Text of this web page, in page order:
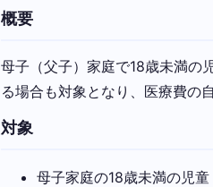
概要
母子（父子）家庭で18歳未満の
る場合も対象となり、医療費の
対象
母子家庭の18歳未満の児童